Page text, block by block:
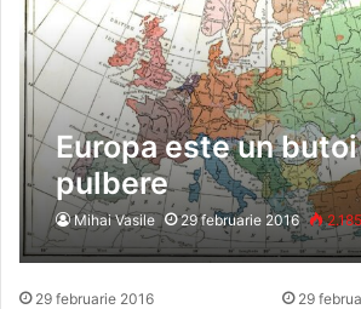
Europa este un
pulbere
Mihai Vasile 29 februarie 2016
29 februarie 2016 29